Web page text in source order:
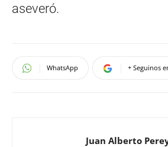
aseveró.
WhatsApp + Seguinos
Juan Alberto